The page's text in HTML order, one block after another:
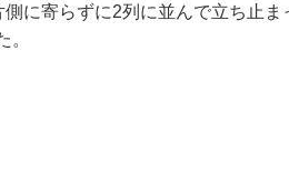
に寄らずに2列に並んで立ち止